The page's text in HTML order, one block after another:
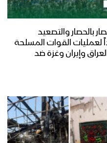
بالحصار والتصعيد
لعمليات القوات المسلحة
وإيران وغزة ضد